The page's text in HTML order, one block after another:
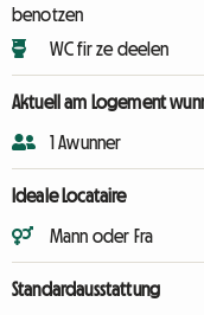
benotzen
WC fir ze deelen
Aktuell am Logement
1 Awunner
Ideale Locataire
Mann oder Fra
Standardausstattung